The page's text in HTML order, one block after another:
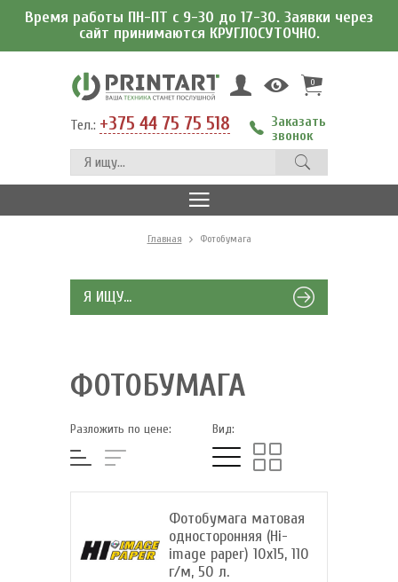
Время работы ПН-ПТ с 9-30 до 17-30. Заявки через
сайт принимаются КРУГЛОСУТОЧНО.
0
Тел.: +375 44 75 75 518
Заказать
звонок
Главная Фотобумага
Я ИЩУ...
ФОТОБУМАГА
Разложить по цене: Вид:
Фотобумага матовая
односторонняя (Hi-
image paper) 10x15, 110
г/м, 50 л.